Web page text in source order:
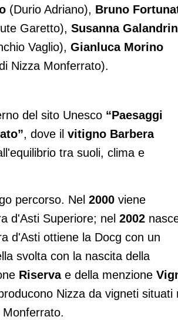
(Durio Adriano), Bruno
Garetto), Susanna
Vaglio), Gianluca Morino
Nizza Monferrato).
del sito Unesco “Paesaggi
, dove il vitigno Barbera
tra suoli, clima e
percorso. Nel 2000 viene
d'Asti Superiore; nel 2002
d'Asti ottiene la Docg con un
svolta con la nascita della
Riservae della menzione
Nizza da vigneti situati